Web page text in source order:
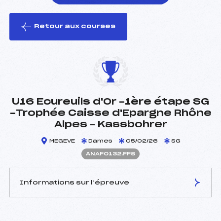
le ski
Retour aux courses
U16 Ecureuils d'Or -1ère étape SG
-Trophée Caisse d'Epargne Rhône
Alpes – Kassbohrer
MEGEVE Dames 05/02/26 SG
ANAF0132.FFS
Informations sur l’épreuve